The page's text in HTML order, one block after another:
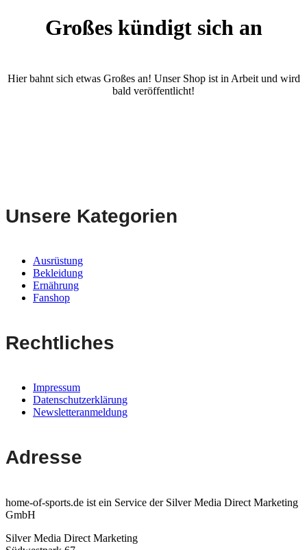
Großes kündigt sich an
Hier bahnt sich etwas Großes an! Unser Shop ist in Arbeit und wird
bald veröffentlicht!
Unsere Kategorien
Ausrüstung
Bekleidung
Ernährung
Fanshop
Rechtliches
Impressum
Datenschutzerklärung
Newsletteranmeldung
Adresse
home-of-sports.de ist ein Service der Silver Media Direct Marketing
GmbH
Silver Media Direct Marketing